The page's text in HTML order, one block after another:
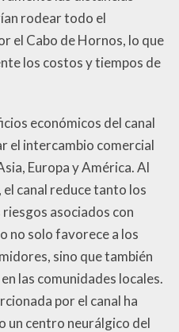
rodear todo el
el Cabo de Hornos, lo que
los costos y tiempos de
económicos del canal
el intercambio comercial
Europa y América. Al
canal reduce tanto los
asociados con
no solo favorece a los
sino que también
las comunidades locales.
por el canal ha
un centro neurálgico del